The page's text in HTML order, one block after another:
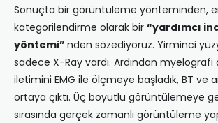
Sonuçta bir görüntüleme yönteminden,
kategorilendirme olarak bir “yardımcı
yöntemi” nden sözediyoruz. Yirminci
sadece X-Ray vardı. Ardından myelografi
iletimini EMG ile ölçmeye başladık, BT ve
ortaya çıktı. Üç boyutlu görüntülemeye
sırasında gerçek zamanlı görüntüleme